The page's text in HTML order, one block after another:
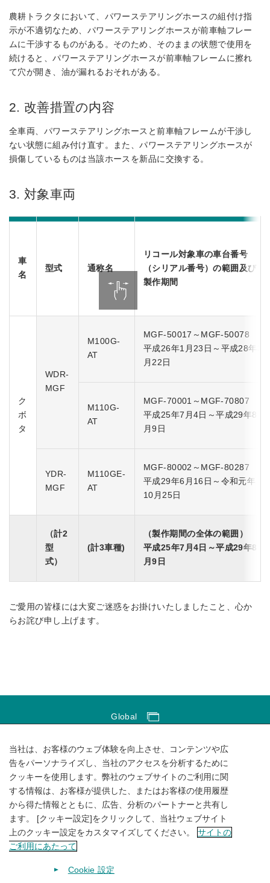
農耕トラクタにおいて、パワーステアリングホースの組付け指
示が不適切なため、パワーステアリングホースが前車軸フレー
ムに干渉するものがある。そのため、そのままの状態で使用を
続けると、パワーステアリングホースが前車軸フレームに擦れ
て穴が開き、油が漏れるおそれがある。
2. 改善措置の内容
全車両、パワーステアリングホースと前車軸フレームが干渉し
ない状態に組み付け直す。また、パワーステアリングホースが
損傷しているものは当該ホースを新品に交換する。
3. 対象車両
車
名
型式 通称名
リコール対象車の車台番号
（シリアル番号）の範囲及び
製作期間
ク
ボ
タ
WDR-
MGF
M100G-
AT
MGF-50017～MGF-50078
平成26年1月23日～平成28年3
月22日
M110G-
AT
MGF-70001～MGF-70807
平成25年7月4日～平成29年8
月9日
YDR-
MGF
M110GE-
AT
MGF-80002～MGF-80287
平成29年6月16日～令和元年
10月25日
（計2
型
式）
(計3車種)
（製作期間の全体の範囲）
平成25年7月4日～平成29年8
月9日
ご愛用の皆様には大変ご迷惑をお掛けいたしましたこと、心か
らお詫び申し上げます。
Global
サイトのご利用にあたって
ソーシャルメディアポリシー
個人情報保護方針
サイトマップ
当社は、お客様のウェブ体験を向上させ、コンテンツや広
告をパーソナライズし、当社のアクセスを分析するために
クッキーを使用します。弊社のウェブサイトのご利用に関
する情報は、お客様が提供した、またはお客様の使用履歴
から得た情報とともに、広告、分析のパートナーと共有し
ます。 [クッキー設定]をクリックして、当社ウェブサイト
上のクッキー設定をカスタマイズしてください。
サイトの
ご利用にあたって
Cookie 設定